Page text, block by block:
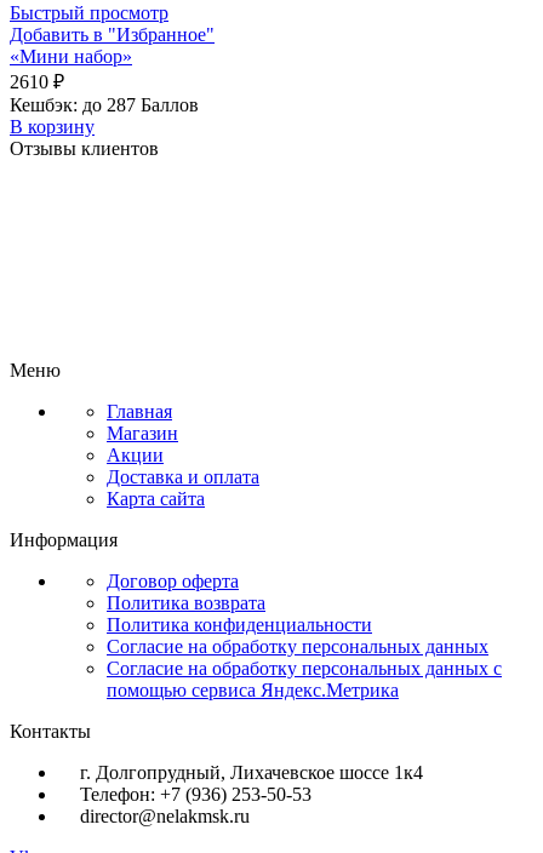
Быстрый просмотр
Добавить в "Избранное"
«Мини набор»
2610 ₽
Кешбэк: до 287 Баллов
В корзину
Отзывы клиентов
Меню
Главная
Магазин
Акции
Доставка и оплата
Карта сайта
Информация
Договор оферта
Политика возврата
Политика конфиденциальности
Согласие на обработку персональных данных
Согласие на обработку персональных данных с
помощью сервиса Яндекс.Метрика
Контакты
г. Долгопрудный, Лихачевское шоссе 1к4
Телефон: +7 (936) 253-50-53
director@nelakmsk.ru